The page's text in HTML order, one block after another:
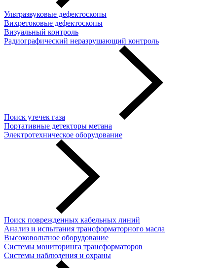
Ультразвуковые дефектоскопы
Вихретоковые дефектоскопы
Визуальный контроль
Радиографический неразрушающий контроль
Поиск утечек газа
Портативные детекторы метана
Электротехническое оборудование
Поиск поврежденных кабельных линий
Анализ и испытания трансформаторного масла
Высоковольтное оборудование
Системы мониторинга трансформаторов
Системы наблюдения и охраны